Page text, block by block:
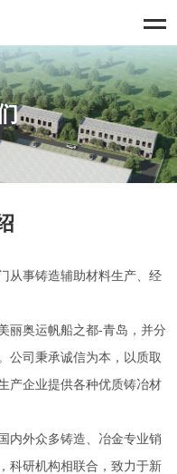
从事铸造辅助材料生产、经
丽奥运帆船之都-青岛，并分
公司秉承诚信为本，以质取
产企业提供各种优质铸冶材
内外众多铸造、冶金专业销
科研机构相联合，致力于新